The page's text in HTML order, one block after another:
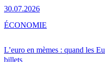
30.07.2026
L’euro en mèmes : quand les
billets
ÉCONOMIE